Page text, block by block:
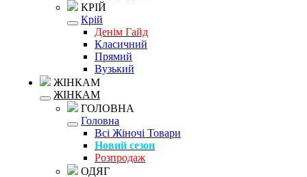
КРІЙ
Крій
Денім Гайд
Класичний
Прямий
Вузький
ЖІНКАМ
ЖІНКАМ
ГОЛОВНА
Головна
Всі Жіночі Товари
Новий сезон
Розпродаж
ОДЯГ